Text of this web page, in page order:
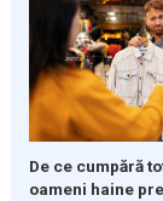
De ce cumpără
oameni haine